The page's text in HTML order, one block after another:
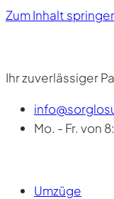
Zum Inhalt
Ihr zuverlässiger
Mo. - Fr. von
Umzüge